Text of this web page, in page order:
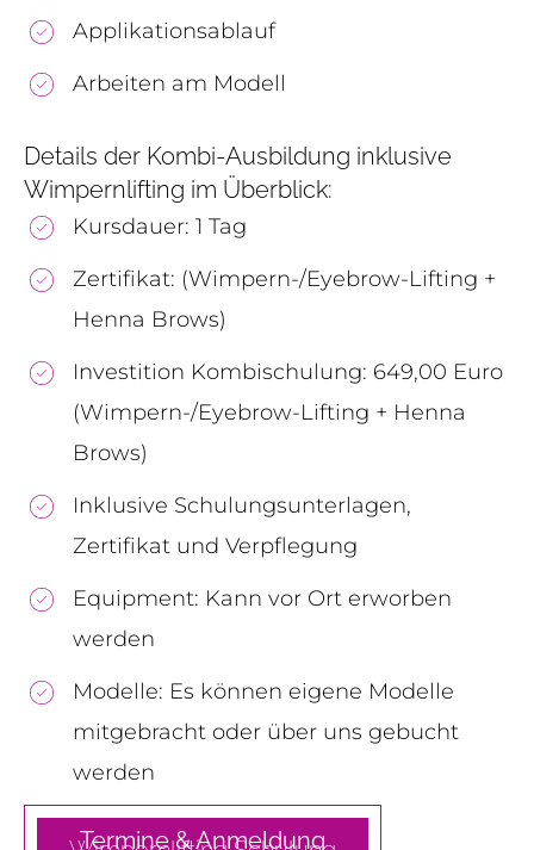
Applikationsablauf
Arbeiten am Modell
Details der Kombi-Ausbildung inklusive
Wimpernlifting im Überblick:
Kursdauer: 1 Tag
Zertifikat: (Wimpern-/Eyebrow-Lifting +
Henna Brows)
Investition Kombischulung: 649,00 Euro
(Wimpern-/Eyebrow-Lifting + Henna
Brows)
Inklusive Schulungsunterlagen,
Zertifikat und Verpflegung
Equipment: Kann vor Ort erworben
werden
Modelle: Es können eigene Modelle
mitgebracht oder über uns gebucht
werden
Termine & Anmeldung